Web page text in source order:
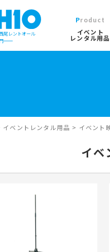
尾レントオール イベント
レンタル用品
Product
ント会場の設営／施工につい
タルカタログ
屋外イ
検索カテゴ
イベントレンタル用品 > イベント
イベ